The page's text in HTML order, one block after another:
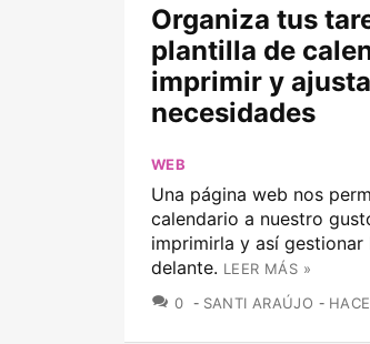
Organiza tus
plantilla de
imprimir y
necesidades
WEB
Una página web nos
calendario a nuestro
imprimirla y así
delante. LEER MÁS »
0 COMENTARIOS
SANTI ARAÚJO